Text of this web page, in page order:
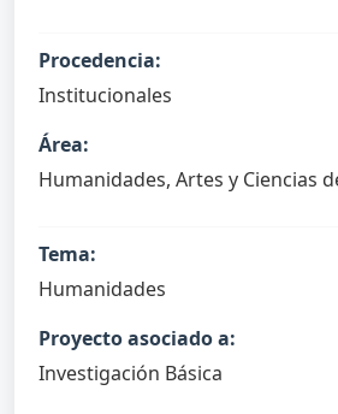
Procedencia:
Institucionales
Área:
Humanidades, Artes y Ciencias
Tema:
Humanidades
Proyecto asociado a:
Investigación Básica